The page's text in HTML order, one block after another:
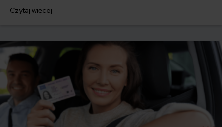
ofertę lub zdecydowałeś się sprzedać samochód w trakcie trwania
Czytaj więcej